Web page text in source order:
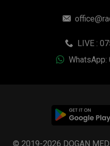
LIVE :
© 2019-2026 DOGAN